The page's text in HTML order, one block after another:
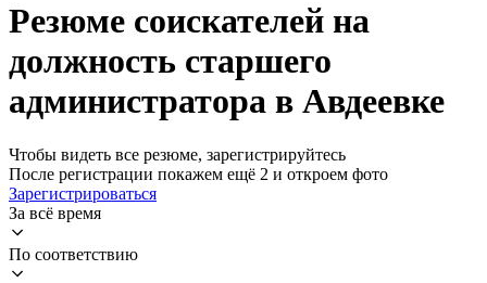
Резюме соискателей на
должность старшего
администратора в Авдеевке
Чтобы видеть все резюме, зарегистрируйтесь
После регистрации покажем ещё 2 и откроем фото
Зарегистрироваться
За всё время
По соответствию